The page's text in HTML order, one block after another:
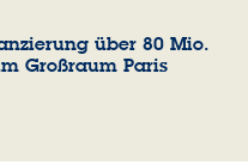
über 80 Mio.
Großraum Paris